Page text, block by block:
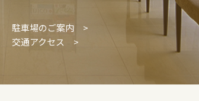
駐車場のご案内 >
交通アクセス >